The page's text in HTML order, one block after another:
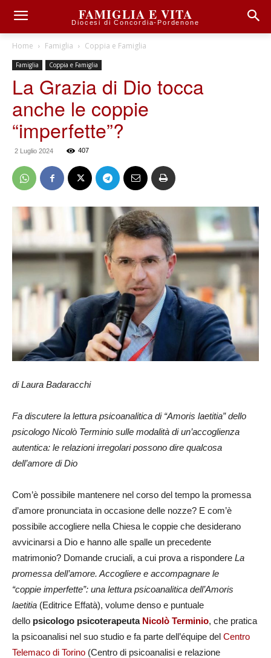
FAMIGLIA E VITA
Diocesi di Concordia-Pordenone
Home Famiglia Coppia e Famiglia
Famiglia Coppia e Famiglia
La Grazia di Dio tocca
anche le coppie
“imperfette”?
2 Luglio 2024 407
di Laura Badaracchi
Fa discutere la lettura psicoanalitica di “Amoris laetitia” dello
psicologo Nicolò Terminio sulle modalità di un’accoglienza
autentica: le relazioni irregolari possono dire qualcosa
dell’amore di Dio
Com’è possibile mantenere nel corso del tempo la promessa
d’amore pronunciata in occasione delle nozze? E com’è
possibile accogliere nella Chiesa le coppie che desiderano
avvicinarsi a Dio e hanno alle spalle un precedente
matrimonio? Domande cruciali, a cui prova a rispondere La
promessa dell’amore. Accogliere e accompagnare le
“coppie imperfette”: una lettura psicoanalitica dell’Amoris
laetitia (Editrice Effatà), volume denso e puntuale
dello psicologo psicoterapeuta Nicolò Terminio, che pratica
la psicoanalisi nel suo studio e fa parte dell’équipe del Centro
Telemaco di Torino (Centro di psicoanalisi e relazione